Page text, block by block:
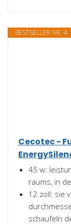
BESTSELLER NR. 4
Cecotec -
45 w:
raums, in
12 zoll: sie
schaufeln